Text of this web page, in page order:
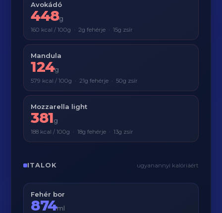
Avokádó
448g
160 kcal / 100g · 2g fehérje · 15g zsír
Mandula
124g
579 kcal / 100g · 21g fehérje · 50g zsír
Mozzarella light
381g
188 kcal / 100g · 18g fehérje · 13g zsír
ITALOK ugyanannyi kalóriáért
Fehér bor
874ml